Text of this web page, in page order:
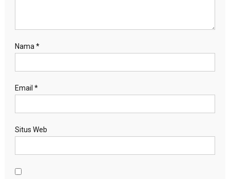
Nama *
Email *
Situs Web